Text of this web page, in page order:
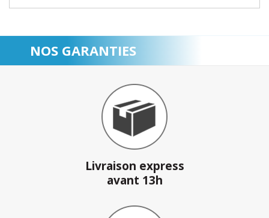
NOS GARANTIES
Livraison express
avant 13h